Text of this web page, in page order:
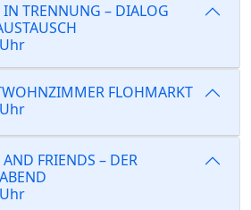
IN TRENNUNG – DIALOG
FLOHMARKT
FRIENDS – DER